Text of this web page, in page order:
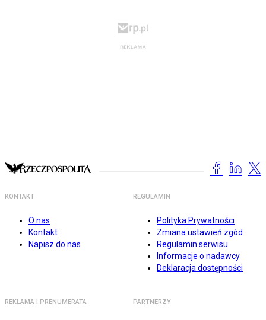
KONTAKT
O nas
Kontakt
Napisz do nas
REGULAMIN
Polityka Prywatności
Zmiana ustawień zgód
Regulamin serwisu
Informacje o nadawcy
Deklaracja dostępności
REKLAMA I PRENUMERATA PARTNERZY